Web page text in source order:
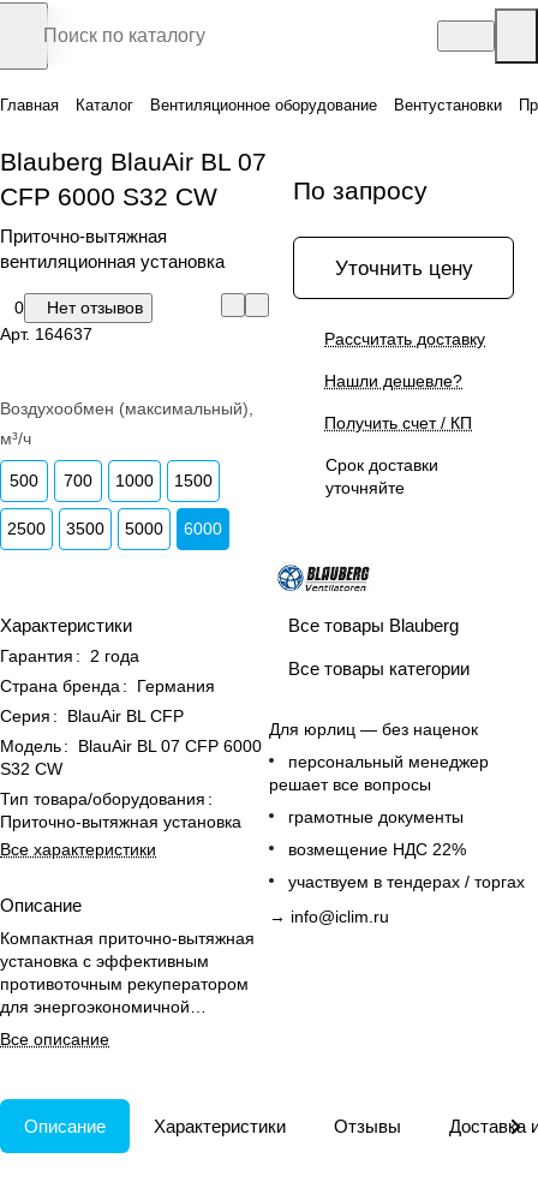
Главная Каталог Вентиляционное оборудование Вентустановки
Blauberg BlauAir BL 07
CFP 6000 S32 CW
Приточно-вытяжная
вентиляционная установка
0
Нет отзывов
Арт. 164637
Воздухообмен (максимальный),
м³/ч
500 700 1000 1500
2500 3500 5000 6000
Характеристики
Гарантия :
2 года
Страна бренда :
Германия
Серия :
BlauAir BL CFP
Модель:
BlauAir BL 07 CFP 6000
S32 CW
Тип товара/оборудования :
Приточно-вытяжная установка
Все характеристики
Описание
Компактная приточно-вытяжная
установка с эффективным
противоточным рекуператором
для энергоэкономичной
вентиляции и контроля качества
воздуха.
Все описание
По запросу
Уточнить цену
Рассчитать доставку
Нашли дешевле?
Получить счет / КП
Срок доставки
уточняйте
Все товары Blauberg
Все товары категории
Для юрлиц — без наценок
персональный менеджер
решает все вопросы
грамотные документы
возмещение НДС 22%
участвуем в тендерах / торгах
→ info@iclim.ru
Описание Характеристики Отзывы Доставка